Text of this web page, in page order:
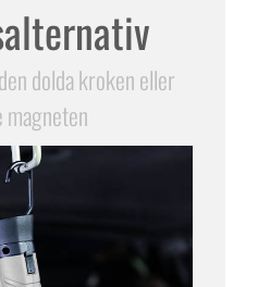
dolda kroken eller